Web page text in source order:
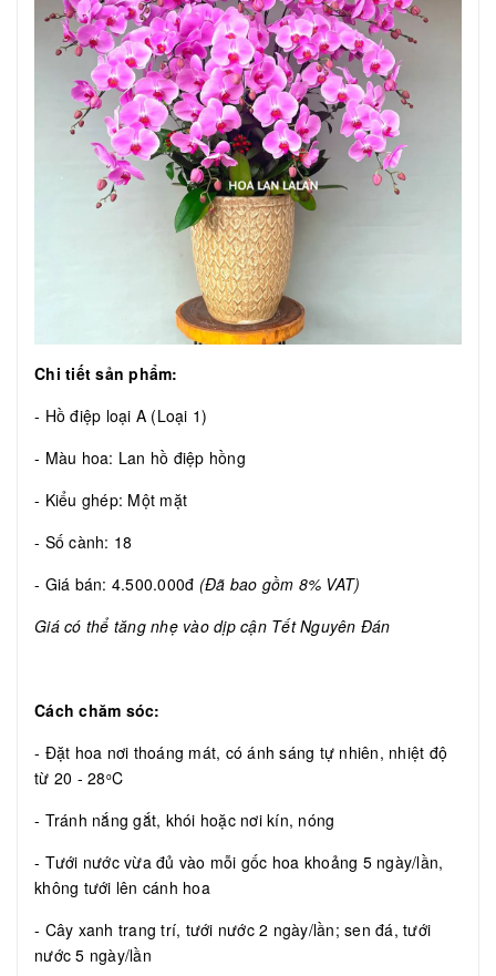
Chi tiết sản phẩm:
- Hồ điệp loại A (Loại 1)
- Màu hoa: Lan hồ điệp hồng
- Kiểu ghép: Một mặt
- Số cành: 18
- Giá bán: 4.500.000đ (Đã bao gồm 8% VAT)
Giá có thể tăng nhẹ vào dịp cận Tết Nguyên Đán
Cách chăm sóc:
- Đặt hoa nơi thoáng mát, có ánh sáng tự nhiên, nhiệt độ
từ 20 - 28oC
- Tránh nắng gắt, khói hoặc nơi kín, nóng
- Tưới nước vừa đủ vào mỗi gốc hoa khoảng 5 ngày/lần,
không tưới lên cánh hoa
- Cây xanh trang trí, tưới nước 2 ngày/lần; sen đá, tưới
nước 5 ngày/lần